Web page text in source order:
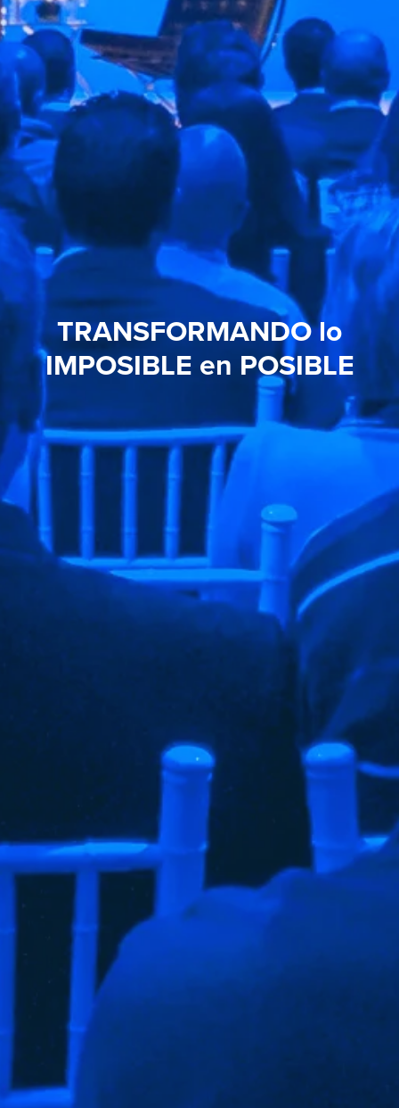
TRANSFORMANDO lo
IMPOSIBLE en POSIBLE